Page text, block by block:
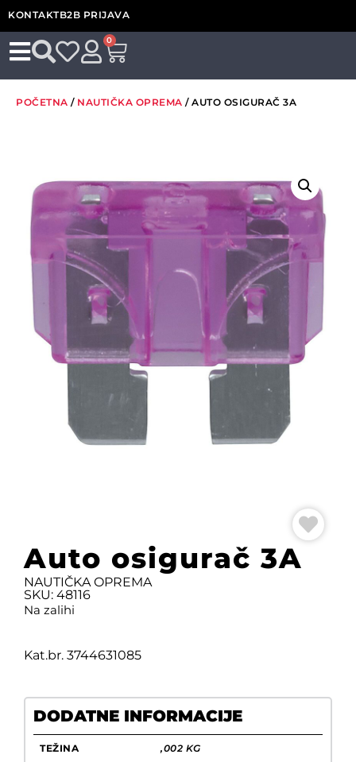
KONTAKTB2B PRIJAVA
0
POČETNA / NAUTIČKA OPREMA / AUTO OSIGURAČ 3A
Auto osigurač 3A
NAUTIČKA OPREMA
SKU: 48116
Na zalihi
Kat.br. 3744631085
DODATNE INFORMACIJE
TEŽINA ,002 KG